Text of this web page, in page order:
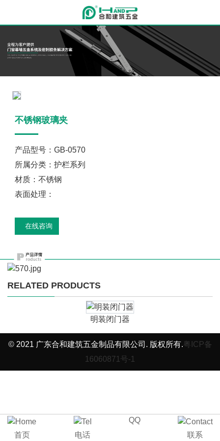
不锈钢玻璃夹
产品型号：GB-0570
所属分类：护栏系列
材质：不锈钢
表面处理：
在线咨询
RELATED PRODUCTS
明装闭门器
© 2021 广东合和建筑五金制品有限公司. 版权所有.粤ICP备
16060871号-1
首页 电话
QQ
联系